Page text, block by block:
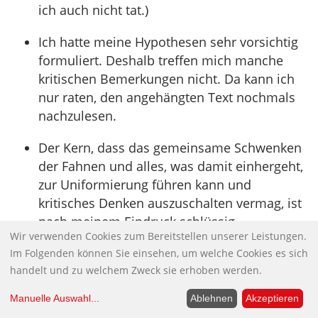
ich auch nicht tat.)
Ich hatte meine Hypothesen sehr vorsichtig
formuliert. Deshalb treffen mich manche
kritischen Bemerkungen nicht. Da kann ich
nur raten, den angehängten Text nochmals
nachzulesen.
Der Kern, dass das gemeinsame Schwenken
der Fahnen und alles, was damit einhergeht,
zur Uniformierung führen kann und
kritisches Denken auszuschalten vermag, ist
nach meinem Eindruck schlüssig.
Zum Hintergrund meines Unbehagens: Ich
habe als Kind die Beflaggung (fast) jedes
Hauses erlebt und ich war dann stolz darauf,
nach 1945 in einem quasi flaggenlosen Land
Wir verwenden Cookies zum Bereitstellen unserer Leistungen.
Im Folgenden können Sie einsehen, um welche Cookies es sich
handelt und zu welchem Zweck sie erhoben werden.
Manuelle Auswahl... Ablehnen Akzeptieren